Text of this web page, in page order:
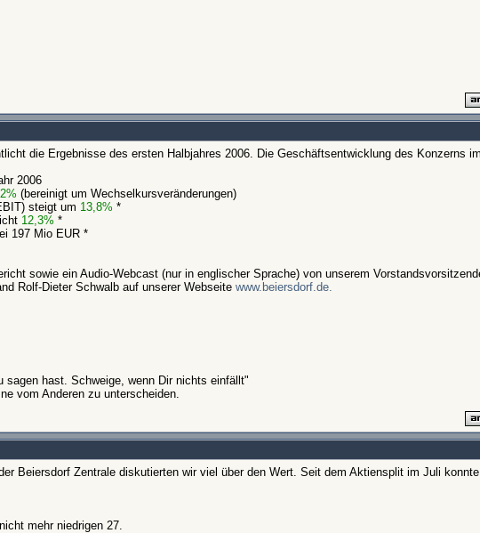
die Ergebnisse des ersten Halbjahres 2006. Die Geschäftsentwicklung des Konzerns
2006
(bereinigt um Wechselkursveränderungen)
steigt um 13,8% *
12,3% *
197 Mio EUR *
sowie ein Audio-Webcast (nur in englischer Sprache) von unserem
Rolf-Dieter Schwalb auf unserer Webseite www.beiersdorf.de.
sagen hast. Schweige, wenn Dir nichts einfällt"
vom Anderen zu unterscheiden.
Beiersdorf Zentrale diskutierten wir viel über den Wert. Seit dem Aktiensplit im Juli
mehr niedrigen 27.